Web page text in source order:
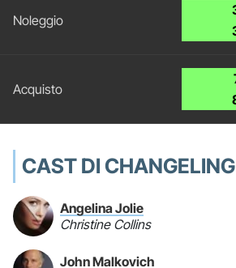
CAST DI CHANGELING
Angelina Jolie
Christine Collins
John Malkovich